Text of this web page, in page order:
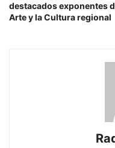
destacados exponentes
Arte y la Cultura regional